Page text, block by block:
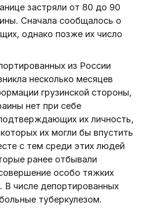
застряли от 80 до 90
Сначала сообщалось о
однако позже их число
из России
несколько месяцев
грузинской стороны,
нет при себе
их личность,
их могли бы впустить
с тем среди этих людей
ранее отбывали
особо тяжких
В числе депортированных
туберкулезом.